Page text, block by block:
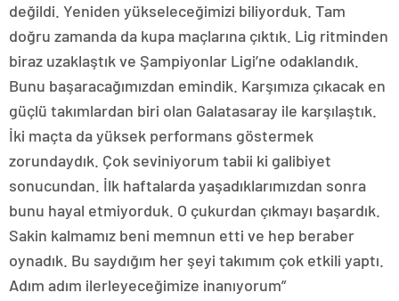
değildi. Yeniden yükseleceğimizi biliyorduk. Tam
doğru zamanda da kupa maçlarına çıktık. Lig ritminden
biraz uzaklaştık ve Şampiyonlar Ligi’ne odaklandık.
Bunu başaracağımızdan emindik. Karşımıza çıkacak en
güçlü takımlardan biri olan Galatasaray ile karşılaştık.
İki maçta da yüksek performans göstermek
zorundaydık. Çok seviniyorum tabii ki galibiyet
sonucundan. İlk haftalarda yaşadıklarımızdan sonra
bunu hayal etmiyorduk. O çukurdan çıkmayı başardık.
Sakin kalmamız beni memnun etti ve hep beraber
oynadık. Bu saydığım her şeyi takımım çok etkili yaptı.
Adım adım ilerleyeceğimize inanıyorum”